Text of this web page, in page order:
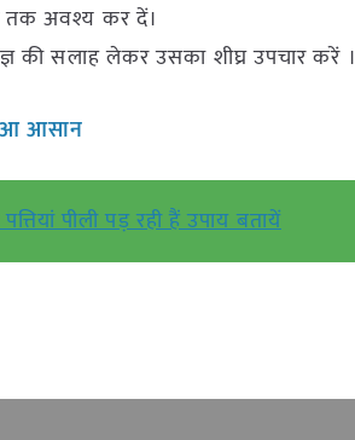
तक अवश्य कर दें।
सलाह लेकर उसका शीघ्र उपचार करें ।
आसान
पीली पड़ रही हैं उपाय बतायें